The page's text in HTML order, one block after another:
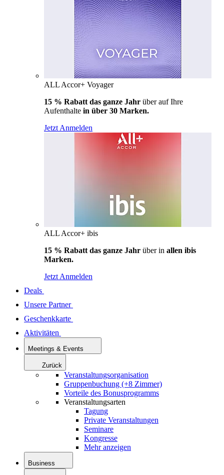
ALL Accor+ Voyager
15 % Rabatt das ganze Jahr über auf Ihre
Aufenthalte in über 30 Marken.
Jetzt Anmelden
ALL Accor+ ibis
15 % Rabatt das ganze Jahr über in allen ibis
Marken.
Jetzt Anmelden
Deals
Unsere Partner
Geschenkkarte
Aktivitäten
Meetings & Events
Zurück
Veranstaltungsorganisation
Gruppenbuchung (+8 Zimmer)
Vorteile des Bonusprogramms
Veranstaltungsarten
Tagung
Private Veranstaltungen
Seminare
Kongresse
Mehr anzeigen
Business